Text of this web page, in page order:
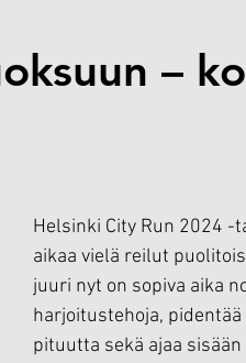
–
Helsinki City Run 2024 -
aikaa vielä reilut
juuri nyt on sopiva aika
harjoitustehoja,
pituutta sekä ajaa